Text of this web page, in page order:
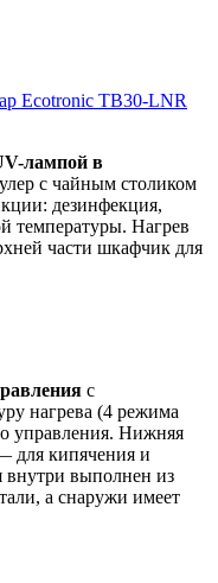
Ecotronic TB30-LNR
лампой в
с чайным столиком
дезинфекция,
температуры. Нагрев
части шкафчик для
с
нагрева (4 режима
управления. Нижняя
для кипячения и
внутри выполнен из
а снаружи имеет